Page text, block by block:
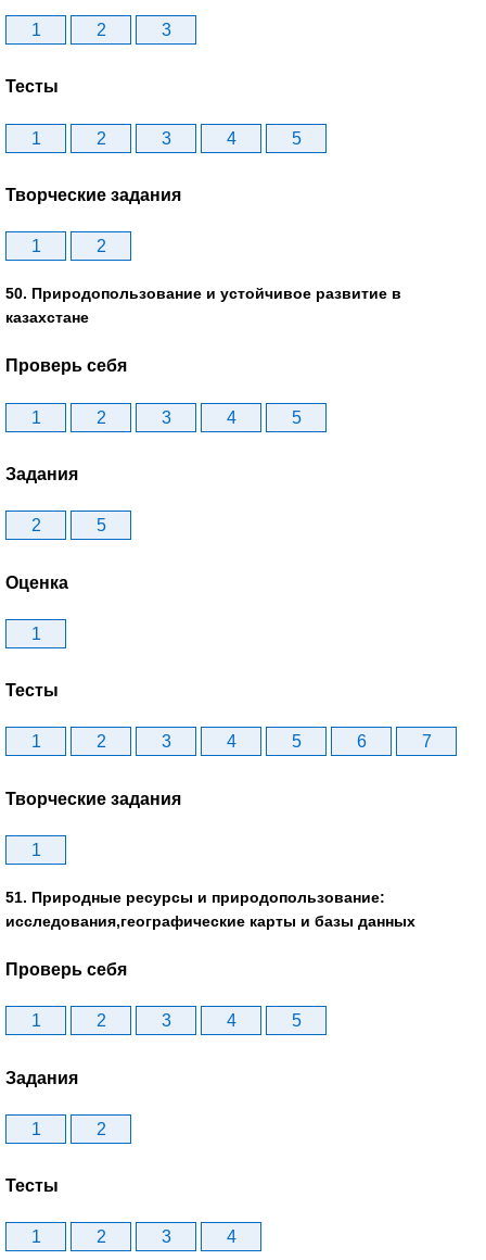
1 2 3
Тесты
1 2 3 4 5
Творческие задания
1 2
50. Природопользование и устойчивое развитие в
казахстане
Проверь себя
1 2 3 4 5
Задания
2 5
Оценка
1
Тесты
1 2 3 4 5 6 7
Творческие задания
1
51. Природные ресурсы и природопользование:
исследования,географические карты и базы данных
Проверь себя
1 2 3 4 5
Задания
1 2
Тесты
1 2 3 4